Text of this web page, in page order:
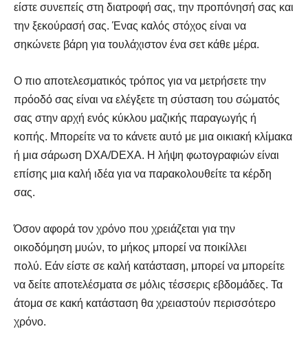
είστε συνεπείς στη διατροφή σας, την προπόνησή σας και
την ξεκούρασή σας. Ένας καλός στόχος είναι να
σηκώνετε βάρη για τουλάχιστον ένα σετ κάθε μέρα.
Ο πιο αποτελεσματικός τρόπος για να μετρήσετε την
πρόοδό σας είναι να ελέγξετε τη σύσταση του σώματός
σας στην αρχή ενός κύκλου μαζικής παραγωγής ή
κοπής. Μπορείτε να το κάνετε αυτό με μια οικιακή κλίμακα
ή μια σάρωση DXA/DEXA. Η λήψη φωτογραφιών είναι
επίσης μια καλή ιδέα για να παρακολουθείτε τα κέρδη
σας.
Όσον αφορά τον χρόνο που χρειάζεται για την
οικοδόμηση μυών, το μήκος μπορεί να ποικίλλει
πολύ. Εάν είστε σε καλή κατάσταση, μπορεί να μπορείτε
να δείτε αποτελέσματα σε μόλις τέσσερις εβδομάδες. Τα
άτομα σε κακή κατάσταση θα χρειαστούν περισσότερο
χρόνο.